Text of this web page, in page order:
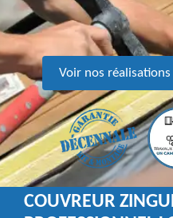
Voir nos réalisations
COUVREUR